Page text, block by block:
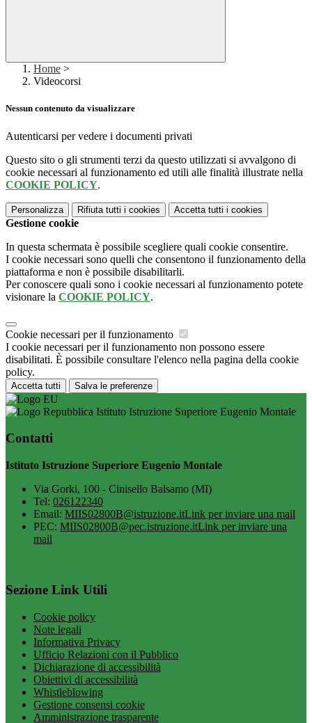
Home >
Videocorsi
Nessun contenuto da visualizzare
Autenticarsi per vedere i documenti privati
Questo sito o gli strumenti terzi da questo utilizzati si avvalgono di
cookie necessari al funzionamento ed utili alle finalità illustrate nella
COOKIE POLICY.
Personalizza Rifiuta tutti i cookies Accetta tutti i cookies
Gestione cookie
In questa schermata è possibile scegliere quali cookie consentire.
I cookie necessari sono quelli che consentono il funzionamento della
piattaforma e non è possibile disabilitarli.
Per conoscere quali sono i cookie necessari al funzionamento potete
visionare la COOKIE POLICY.
Cookie necessari per il funzionamento
I cookie necessari per il funzionamento non possono essere
disabilitati. È possibile consultare l'elenco nella pagina della cookie
policy.
Accetta tutti Salva le preferenze
Istituto Istruzione Superiore Eugenio Montale
Contatti
Istituto Istruzione Superiore Eugenio Montale
Via Gorki, 100 - Cinisello Balsamo (MI)
Tel: 026122340
Email: MIIS02800B@istruzione.itLink per inviare una mail
PEC: MIIS02800B@pec.istruzione.itLink per inviare una
mail
Sezione Link Utili
Cookie policy
Note legali
Informativa Privacy
Ufficio Relazioni con il Pubblico
Dichiarazione di accessibilità
Obiettivi di accessibilità
Whistleblowing
Gestione consensi cookie
Amministrazione trasparente